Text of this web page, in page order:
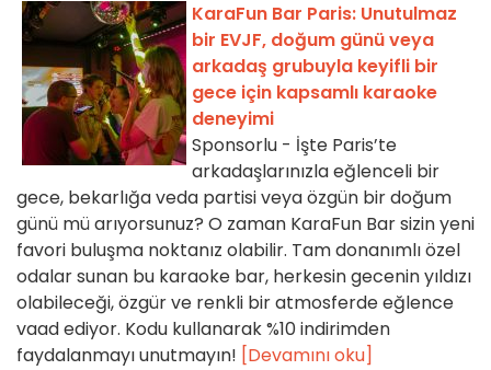
KaraFun Bar Paris: Unutulmaz
bir EVJF, doğum günü veya
arkadaş grubuyla keyifli bir
gece için kapsamlı karaoke
deneyimi
Sponsorlu - İşte Paris’te
arkadaşlarınızla eğlenceli bir
gece, bekarlığa veda partisi veya özgün bir doğum
günü mü arıyorsunuz? O zaman KaraFun Bar sizin yeni
favori buluşma noktanız olabilir. Tam donanımlı özel
odalar sunan bu karaoke bar, herkesin gecenin yıldızı
olabileceği, özgür ve renkli bir atmosferde eğlence
vaad ediyor. Kodu kullanarak %10 indirimden
faydalanmayı unutmayın! [Devamını oku]